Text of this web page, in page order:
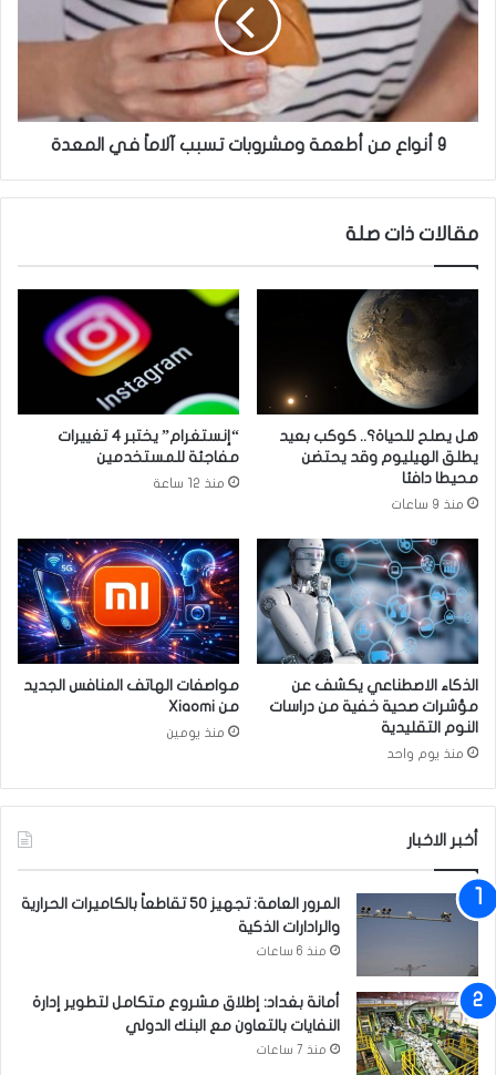
م
ق
م
ا
ف
ت
و
ا
أ
و
س
ب
ل
م
اً
ف
ي
ا
ل
م
ع
9 أنواع من أطعمة ومشروبات تسبب آلاماً في المعدة
مقالات ذات صلة
هل يصلح للحياة؟.. كوكب بعيد
يطلق الهيليوم وقد يحتضن
محيطا دافئا
منذ 9 ساعات
“إنستغرام” يختبر 4 تغييرات
مفاجئة للمستخدمين
منذ 12 ساعة
الذكاء الاصطناعي يكشف عن
مؤشرات صحية خفية من دراسات
النوم التقليدية
منذ يوم واحد
مواصفات الهاتف المنافس الجديد
من Xiaomi
منذ يومين
أخبر الاخبار
المرور العامة: تجهيز 50 تقاطعاً بالكاميرات الحرارية
والرادارات الذكية
منذ 6 ساعات
أمانة بغداد: إطلاق مشروع متكامل لتطوير إدارة
النفايات بالتعاون مع البنك الدولي
منذ 7 ساعات